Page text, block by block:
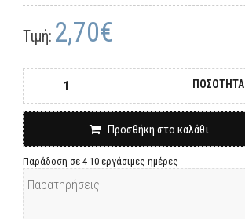
Τιμή: 2,70€
ΠΟΣΟΤΗΤΑ
Προσθήκη στο καλάθι
Παράδοση σε 4-10 εργάσιμες ημέρες